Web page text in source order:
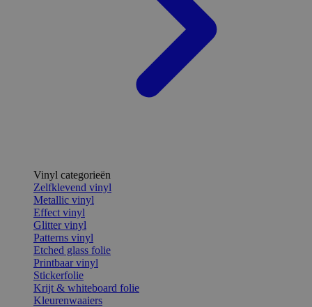
Vinyl categorieën
Zelfklevend vinyl
Metallic vinyl
Effect vinyl
Glitter vinyl
Patterns vinyl
Etched glass folie
Printbaar vinyl
Stickerfolie
Krijt & whiteboard folie
Kleurenwaaiers